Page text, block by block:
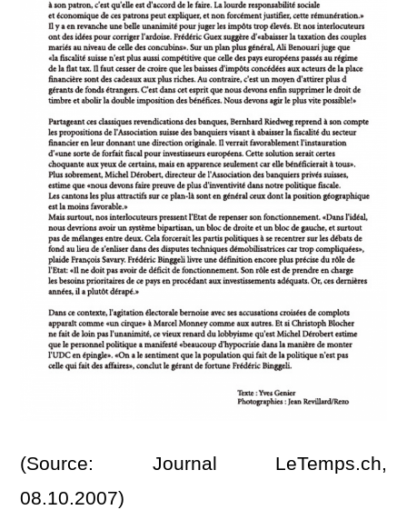
(Source: Journal LeTemps.ch,
08.10.2007)